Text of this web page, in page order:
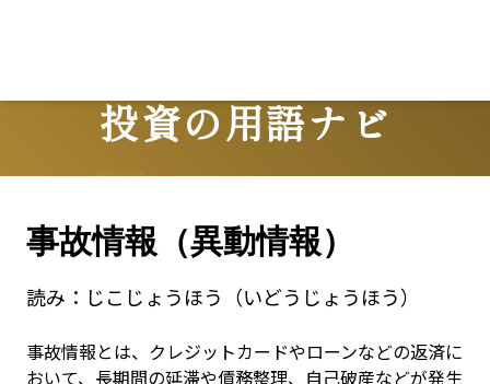
投資の用語ナビ
Terms
事故情報（異動情報）
読み： じこじょうほう（いどうじょうほう）
事故情報とは、クレジットカードやローンなどの返済に
おいて、長期間の延滞や債務整理、自己破産などが発生